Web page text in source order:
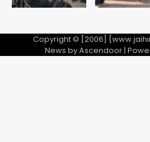
Copyright © [2006]
News byAscendoor|